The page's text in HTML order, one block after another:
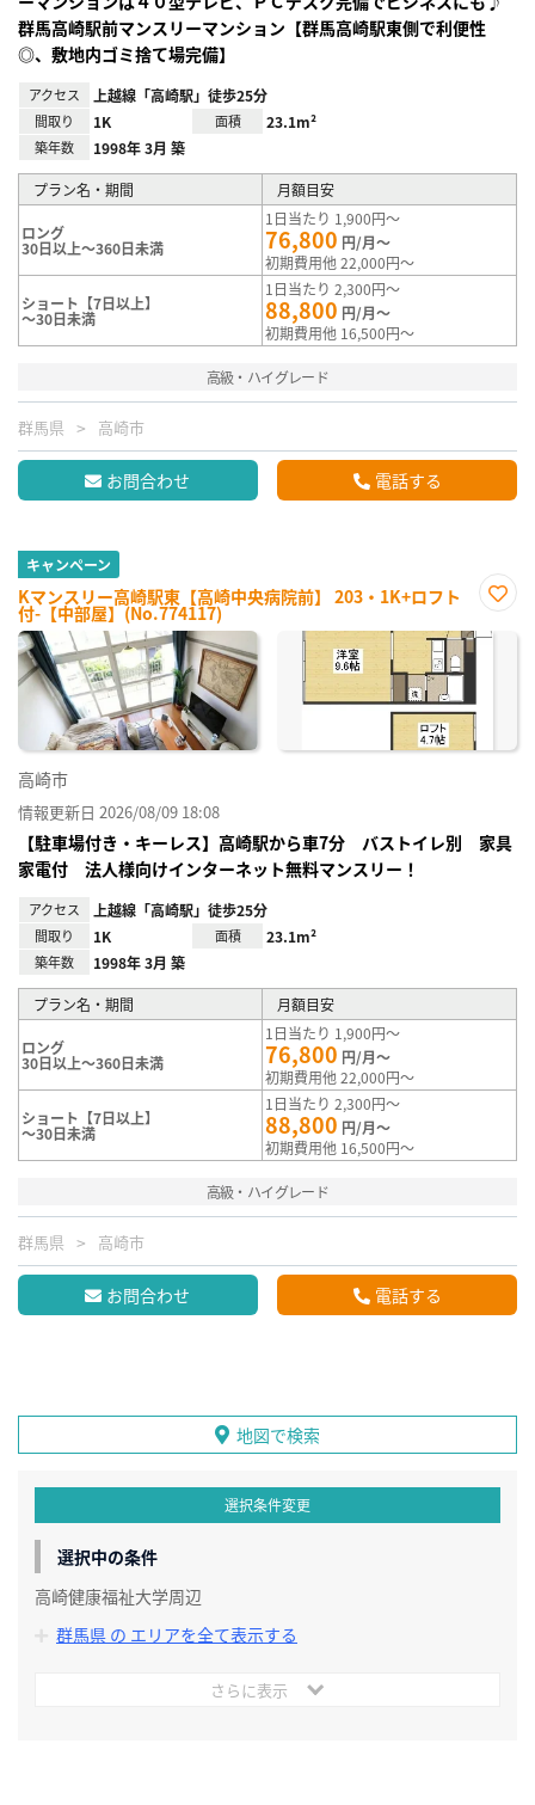
群馬高崎駅前マンスリーマンション【群馬高崎駅東側で利便性
◎、敷地内ゴミ捨て場完備】
アクセス 上越線「高崎駅」徒歩25分
間取り 1K 面積 23.1m²
築年数 1998年 3月 築
プラン名・期間 月額目安
ロング
30日以上～360日未満
1日当たり 1,900円～
76,800 円/月～
初期費用他 22,000円～
ショート【7日以上】
～30日未満
1日当たり 2,300円～
88,800 円/月～
初期費用他 16,500円～
高級・ハイグレード
群馬県 高崎市
お問合わせ 電話する
キャンペーン
Kマンスリー高崎駅東【高崎中央病院前】 203・1K+ロフト
付-【中部屋】(No.774117)
に入
高崎市
情報更新日 2026/08/09 18:08
【駐車場付き・キーレス】高崎駅から車7分 バストイレ別 家具
家電付 法人様向けインターネット無料マンスリー！
アクセス 上越線「高崎駅」徒歩25分
間取り 1K 面積 23.1m²
築年数 1998年 3月 築
プラン名・期間 月額目安
ロング
30日以上～360日未満
1日当たり 1,900円～
76,800 円/月～
初期費用他 22,000円～
ショート【7日以上】
～30日未満
1日当たり 2,300円～
88,800 円/月～
初期費用他 16,500円～
高級・ハイグレード
群馬県 高崎市
お問合わせ 電話する
地図で検索
選択条件変更
選択中の条件
高崎健康福祉大学周辺
群馬県 の エリアを全て表示する
さらに表示